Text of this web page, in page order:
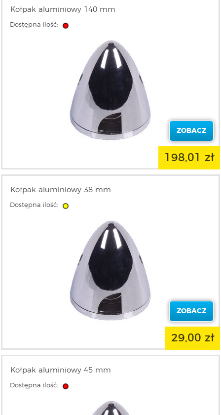
Kołpak aluminiowy 140 mm
Dostępna ilość:
ZOBACZ
198,01 zł
Kołpak aluminiowy 38 mm
Dostępna ilość:
ZOBACZ
29,00 zł
Kołpak aluminiowy 45 mm
Dostępna ilość: